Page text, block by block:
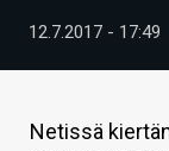
VIDEOT
TECHBBS
TIETOA
12.7.2017 - 17:49
Netissä